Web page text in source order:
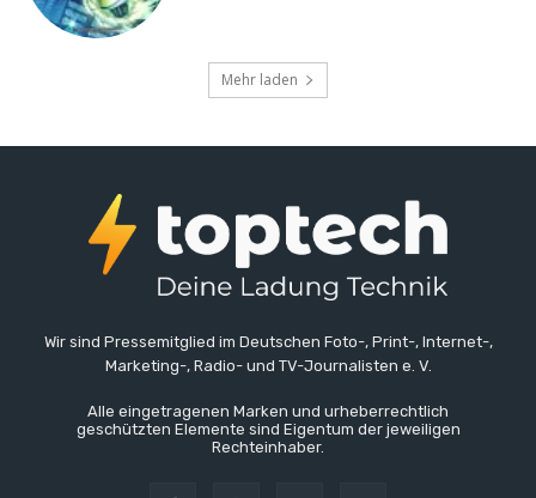
Mehr laden
Wir sind Pressemitglied im Deutschen Foto-, Print-, Internet-,
Marketing-, Radio- und TV-Journalisten e. V.
Alle eingetragenen Marken und urheberrechtlich
geschützten Elemente sind Eigentum der jeweiligen
Rechteinhaber.